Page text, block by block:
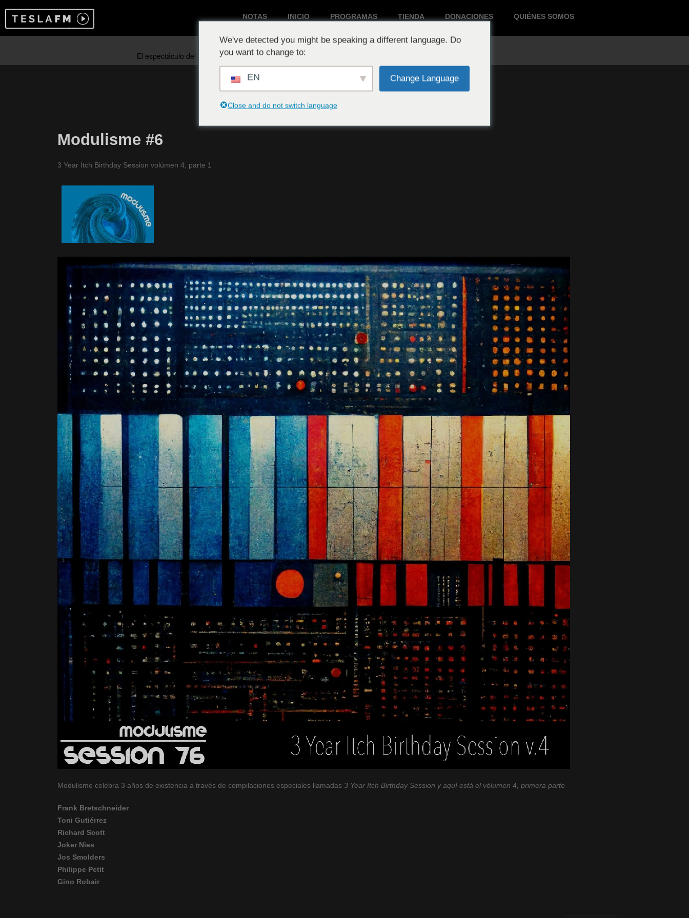
NOTAS INICIO PROGRAMAS TIENDA DONACIONES QUIÉNES SOMOS
Reproduciendo ahora:
Modulisme #6
3 Year Itch Birthday Session volúmen 4, parte 1
Modulisme celebra 3 años de existencia a través de compilaciones especiales llamadas 3 Year Itch Birthday Session y aquí está el vólumen 4, primera parte
Frank Bretschneider
Toni Gutiérrez
Richard Scott
Joker Nies
Jos Smolders
Philippe Petit
Gino Robair
We've detected you might be speaking a different language. Do
you want to change to:
EN Change Language
Close and do not switch language